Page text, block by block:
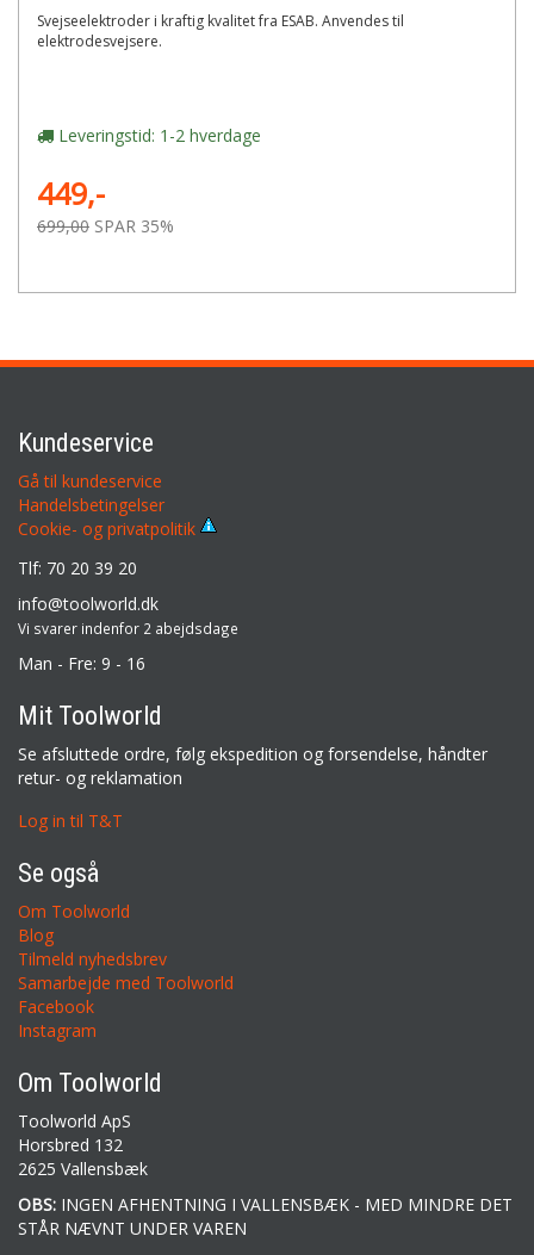
Svejseelektroder i kraftig kvalitet fra ESAB. Anvendes til
elektrodesvejsere.
Leveringstid: 1-2 hverdage
449,-
699,00 SPAR 35%
Kundeservice
Gå til kundeservice
Handelsbetingelser
Cookie- og privatpolitik
Tlf: 70 20 39 20
info@toolworld.dk
Vi svarer indenfor 2 abejdsdage
Man - Fre: 9 - 16
Mit Toolworld
Se afsluttede ordre, følg ekspedition og forsendelse, håndter
retur- og reklamation
Log in til T&T
Se også
Om Toolworld
Blog
Tilmeld nyhedsbrev
Samarbejde med Toolworld
Facebook
Instagram
Om Toolworld
Toolworld ApS
Horsbred 132
2625 Vallensbæk
OBS: INGEN AFHENTNING I VALLENSBÆK - MED MINDRE DET
STÅR NÆVNT UNDER VAREN